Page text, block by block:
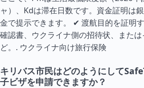
ャ）、Kdは滞在日数です。資金証明は
金で提示できます。 ✔ 渡航目的を証明
確認書、ウクライナ側の招待状、また
ど。. ウクライナ向け旅行保険
キリバス市民はどのようにして
子ビザを申請できますか？